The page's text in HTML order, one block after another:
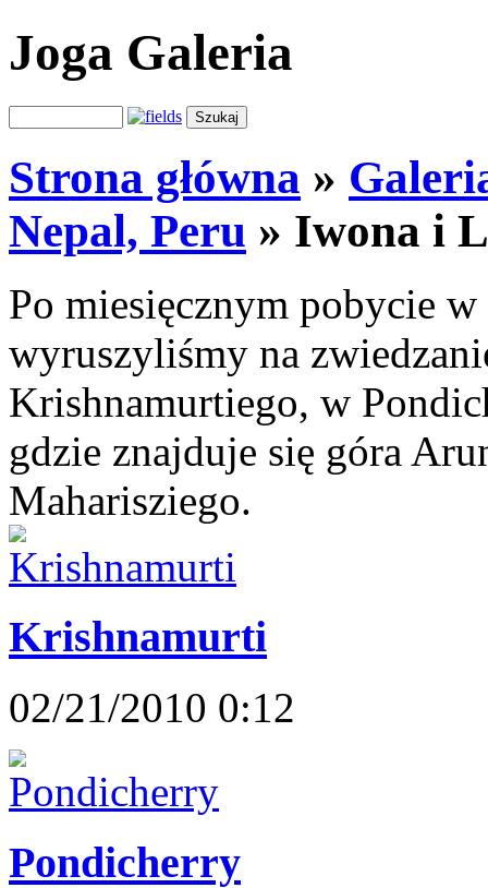
Joga Galeria
Strona główna »
Nepal, Peru » Iwona i
Po miesięcznym pobycie
wyruszyliśmy na
Krishnamurtiego, w
gdzie znajduje się góra
Maharisziego.
Krishnamurti
02/21/2010 0:12
Pondicherry